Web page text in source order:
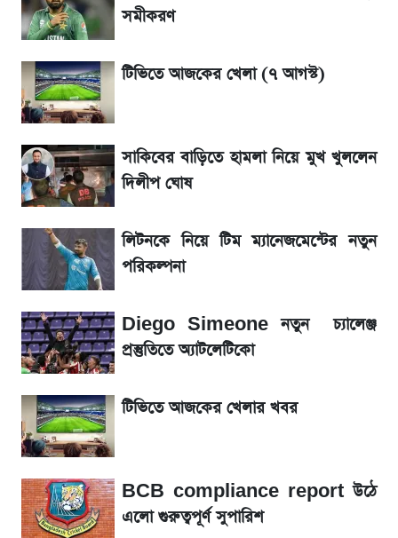
ঘোষ
লিটনকে নিয়ে টিম ম্যানেজমেন্টের নতুন পরিকল্পনা
জেনে নিন আজকের সোনা ও রুপার সর্বশেষ দাম
আগামীকালই স্পষ্ট হবে এসএসসি ফল প্রকাশের
তারিখ
তাপমাত্রা নিয়ে নতুন পূর্বাভাস দিল আবহাওয়া অফিস
৬ আগস্ট দেশের বাজারে স্বর্ণের দাম
রবির বড় সাফল্য! আয় কম বাড়লেও রেকর্ড মুনাফা ও
গ্রাহক বৃদ্ধি
শেয়ার বিজকে লিগ্যাল নোটিশ পাঠাল রবি, শুরু নতুন
বিতর্ক
সৌদিতে বাংলাদেশিদের আকামা নবায়নে বদলে গেল
নিয়ম
সমীকরণ
টিভিতে আজকের খেলা (৭ আগস্ট)
সাকিবের বাড়িতে হামলা নিয়ে মুখ খুললেন
দিলীপ ঘোষ
লিটনকে নিয়ে টিম ম্যানেজমেন্টের নতুন
পরিকল্পনা
Diego Simeone নতুন চ্যালেঞ্জ
প্রস্তুতিতে অ্যাটলেটিকো
টিভিতে আজকের খেলার খবর
BCB compliance report উঠে
এলো গুরুত্বপূর্ণ সুপারিশ